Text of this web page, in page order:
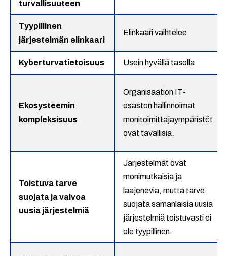
turvallisuuteen
Tyypillinen
järjestelmän elinkaari
Elinkaari vaihtelee
Kyberturvatietoisuus Usein hyvällä tasolla
Ekosysteemin
kompleksisuus
Organisaation IT-
osaston hallinnoimat
monitoimittajaympäristöt
ovat tavallisia.
Toistuva tarve
suojata ja valvoa
uusia järjestelmiä
Järjestelmät ovat
monimutkaisia ja
laajenevia, mutta tarve
suojata samanlaisia uusia
järjestelmiä toistuvasti ei
ole tyypillinen.